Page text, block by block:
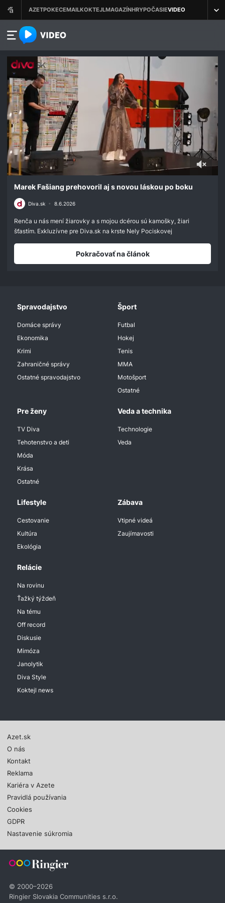
azet.video.sk
seconds
minutes,
20
seconds
Marek Fašiang prehovoril aj s novou láskou po boku
Diva.sk • 8.6.2026
Renča u nás mení žiarovky a s mojou dcérou sú kamošky, žiari
šťastím. Exkluzívne pre Diva.sk na krste Nely Pociskovej
Pokračovať na článok
Spravodajstvo
Domáce správy
Ekonomika
Krimi
Zahraničné správy
Ostatné spravodajstvo
Šport
Futbal
Hokej
Tenis
MMA
Motošport
Ostatné
Pre ženy
TV Diva
Tehotenstvo a deti
Móda
Krása
Ostatné
Veda a technika
Technologie
Veda
Lifestyle
Cestovanie
Kultúra
Ekológia
Zábava
Vtipné videá
Zaujímavosti
Relácie
Na rovinu
Ťažký týždeň
Na tému
Off record
Diskusie
Mimóza
Janolytik
Diva Style
Koktejl news
Azet.sk
O nás
Kontakt
Reklama
Kariéra v Azete
Pravidlá používania
Cookies
GDPR
Nastavenie súkromia
© 2000–2026
Ringier Slovakia Communities s.r.o.